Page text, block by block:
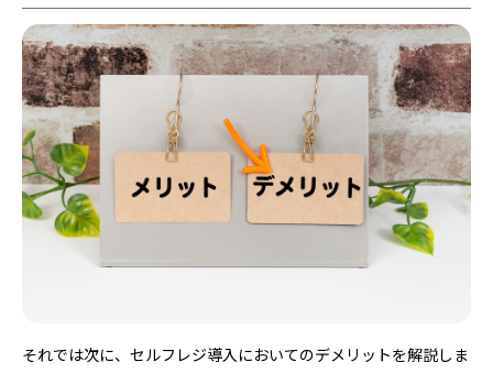
それでは次に、セルフレジ導入においてのデメリットを解説しま